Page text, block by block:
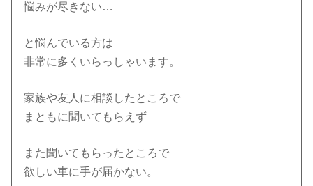
悩みが尽きない…
と悩んでいる方は
非常に多くいらっしゃいます。
家族や友人に相談したところで
まともに聞いてもらえず
また聞いてもらったところで
欲しい車に手が届かない。